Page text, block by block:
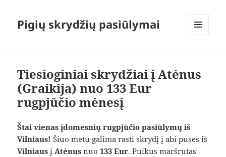
Pigių skrydžių pasiūlymai
Tiesioginiai skrydžiai į Atėnus
(Graikija) nuo 133 Eur
rugpjūčio mėnesį
Štai vienas įdomesnių rugpjūčio pasiūlymų iš
Vilniaus! Šiuo metu galima rasti skrydį į abi puses iš
Vilniaus į Atėnus nuo133 Eur. Puikus maršrutas